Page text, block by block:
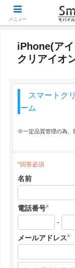
iPhone(ア
クリアイオ
メニュー